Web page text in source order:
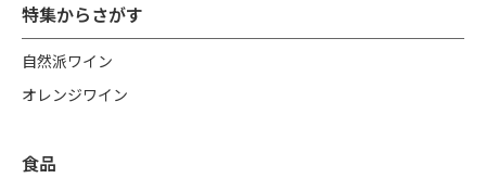
特集からさがす
自然派ワイン
オレンジワイン
食品